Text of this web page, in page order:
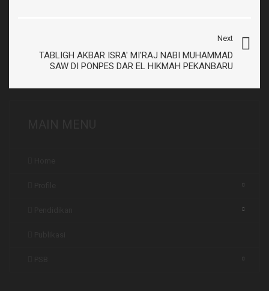
Next
TABLIGH AKBAR ISRA' MI'RAJ NABI MUHAMMAD
SAW DI PONPES DAR EL HIKMAH PEKANBARU